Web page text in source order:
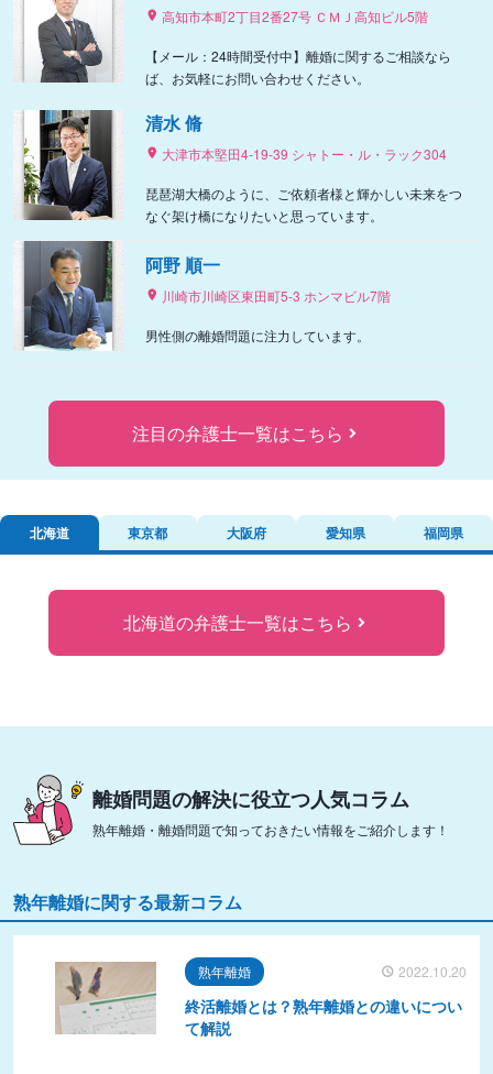
高知市本町2丁目2番27号 ＣＭＪ高知ビル5階
【メール：24時間受付中】離婚に関するご相談なら
ば、お気軽にお問い合わせください。
清水 脩
大津市本堅田4-19-39 シャトー・ル・ラック304
琵琶湖大橋のように、ご依頼者様と輝かしい未来をつ
なぐ架け橋になりたいと思っています。
阿野 順一
川崎市川崎区東田町5-3 ホンマビル7階
男性側の離婚問題に注力しています。
注目の弁護士一覧はこちら
北海道 東京都 大阪府 愛知県 福岡県
北海道の弁護士一覧はこちら
離婚問題の解決に役立つ人気コラム
熟年離婚・離婚問題で知っておきたい情報をご紹介します！
熟年離婚に関する最新コラム
熟年離婚 2022.10.20
終活離婚とは？熟年離婚との違いについ
て解説